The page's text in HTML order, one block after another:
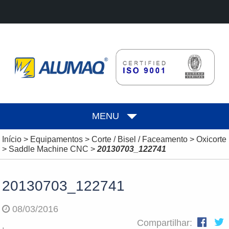
MENU
Início> Equipamentos> Corte / Bisel / Faceamento> Oxicorte
> Saddle Machine CNC > 20130703_122741
20130703_122741
08/03/2016
Compartilhar: